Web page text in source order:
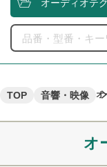
TOP 音響・映像 オ
オ